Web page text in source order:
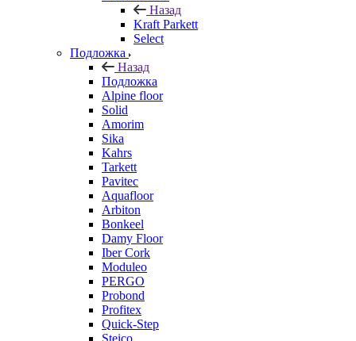
Назад
Kraft Parkett
Select
Подложка
Назад
Подложка
Alpine floor
Solid
Amorim
Sika
Kahrs
Tarkett
Pavitec
Aquafloor
Arbiton
Bonkeel
Damy Floor
Iber Cork
Moduleo
PERGO
Probond
Profitex
Quick-Step
Steico